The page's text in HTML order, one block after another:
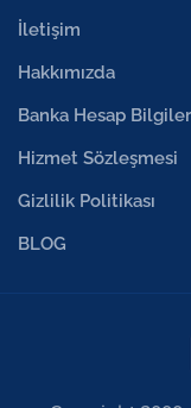
İletişim
Hakkımızda
Banka Hesap
Hizmet Sözleşmesi
Gizlilik Politikası
BLOG